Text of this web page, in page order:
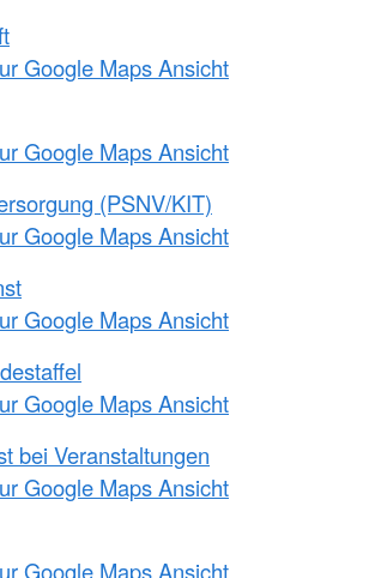
Google Maps Ansicht
Google Maps Ansicht
(PSNV/KIT)
Google Maps Ansicht
Google Maps Ansicht
Google Maps Ansicht
bei Veranstaltungen
Google Maps Ansicht
Google Maps Ansicht